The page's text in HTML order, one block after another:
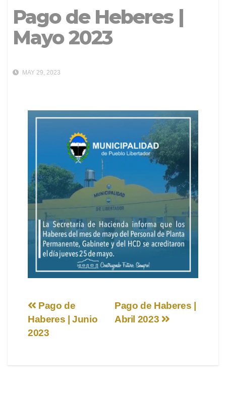
Pago de Heberes |
Mayo 2023
MAY 29, 2023
Navegación
de
Pago de Haberes |
Abril 2023
Pago de
Haberes | Junio
2023